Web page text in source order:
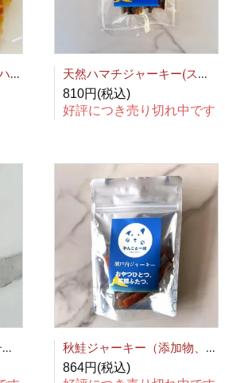
天然ハマチと野菜の豆腐ハンバーグ(骨型・さかな型)(添加物・塩分不使用) 天然ハマチジャーキー(スライス)(添加物・塩分不使用)
810円(税込)
好評につき売り切れ中です
天然ハマチジャーキー(一口サイズ)(添加物・塩分不使用) 秋鮭ジャーキー（添加物、塩分不使用）
864円(税込)